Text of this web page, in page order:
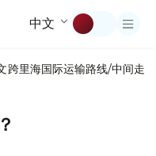
中文
跨里海国际运输路线/中间走廊